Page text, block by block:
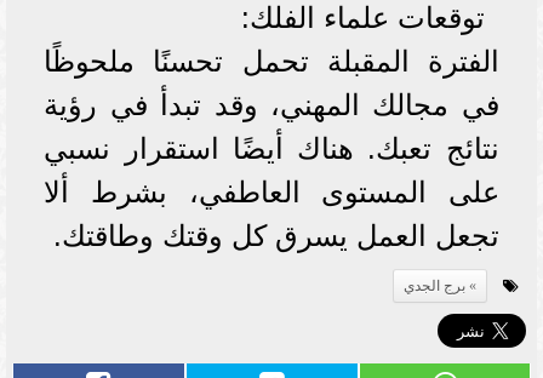
توقعات علماء الفلك:
الفترة المقبلة تحمل تحسنًا ملحوظًا
في مجالك المهني، وقد تبدأ في رؤية
نتائج تعبك. هناك أيضًا استقرار نسبي
على المستوى العاطفي، بشرط ألا
تجعل العمل يسرق كل وقتك وطاقتك.
برج الجدي